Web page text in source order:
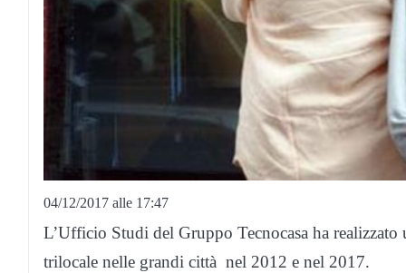
04/12/2017 alle 17:47
L’Ufficio Studi del Gruppo Tecnocasa ha
trilocale nelle grandi città nel 2012 e nel 2017.